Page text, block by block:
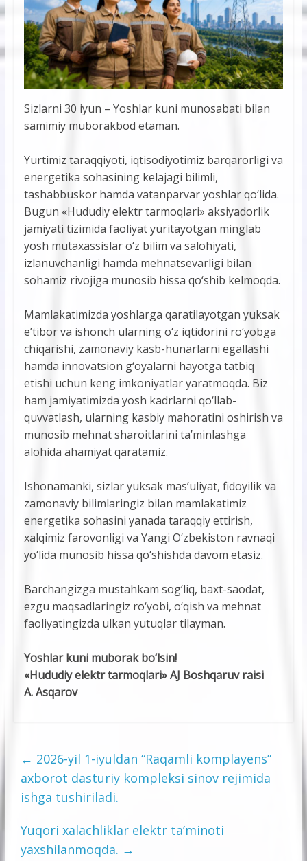
Sizlarni 30 iyun – Yoshlar kuni munosabati bilan
samimiy muborakbod etaman.
Yurtimiz taraqqiyoti, iqtisodiyotimiz barqarorligi va
energetika sohasining kelajagi bilimli,
tashabbuskor hamda vatanparvar yoshlar qo‘lida.
Bugun «Hududiy elektr tarmoqlari» aksiyadorlik
jamiyati tizimida faoliyat yuritayotgan minglab
yosh mutaxassislar o‘z bilim va salohiyati,
izlanuvchanligi hamda mehnatsevarligi bilan
sohamiz rivojiga munosib hissa qo‘shib kelmoqda.
Mamlakatimizda yoshlarga qaratilayotgan yuksak
e’tibor va ishonch ularning o‘z iqtidorini ro‘yobga
chiqarishi, zamonaviy kasb-hunarlarni egallashi
hamda innovatsion g‘oyalarni hayotga tatbiq
etishi uchun keng imkoniyatlar yaratmoqda. Biz
ham jamiyatimizda yosh kadrlarni qo‘llab-
quvvatlash, ularning kasbiy mahoratini oshirish va
munosib mehnat sharoitlarini ta’minlashga
alohida ahamiyat qaratamiz.
Ishonamanki, sizlar yuksak mas’uliyat, fidoyilik va
zamonaviy bilimlaringiz bilan mamlakatimiz
energetika sohasini yanada taraqqiy ettirish,
xalqimiz farovonligi va Yangi O‘zbekiston ravnaqi
yo‘lida munosib hissa qo‘shishda davom etasiz.
Barchangizga mustahkam sog‘liq, baxt-saodat,
ezgu maqsadlaringiz ro‘yobi, o‘qish va mehnat
faoliyatingizda ulkan yutuqlar tilayman.
Yoshlar kuni muborak bo‘lsin!
«Hududiy elektr tarmoqlari» AJ Boshqaruv raisi
A. Asqarov
← 2026-yil 1-iyuldan “Raqamli komplayens”
axborot dasturiy kompleksi sinov rejimida
ishga tushiriladi.
Yuqori xalachliklar elektr ta’minoti
yaxshilanmoqda. →